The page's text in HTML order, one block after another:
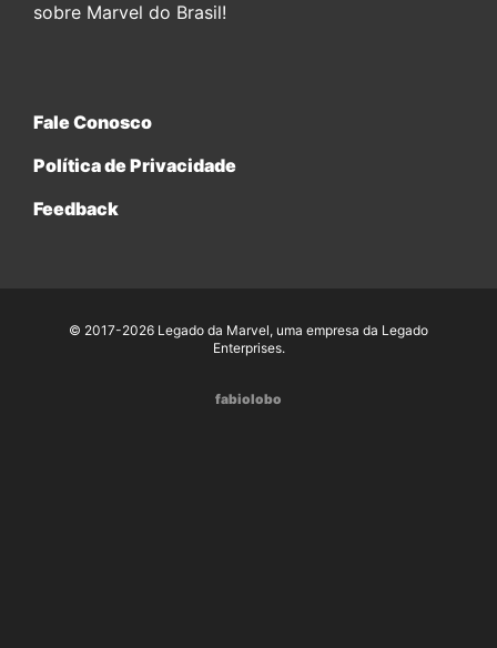
sobre Marvel do Brasil!
Fale Conosco
Política de Privacidade
Feedback
© 2017-2026 Legado da Marvel, uma empresa da Legado
Enterprises.
fabiolobo